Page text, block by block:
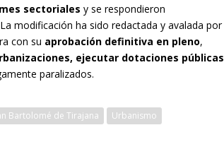
sectoriales y se respondieron
modificación ha sido redactada y avalada por
con su aprobación definitiva en pleno,
ejecutar dotaciones públicas
paralizados.
Bartolomé de Tirajana Urbanismo